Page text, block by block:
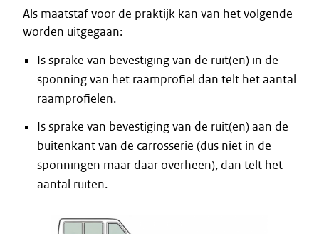
Als maatstaf voor de praktijk kan van het volgende
worden uitgegaan:
Is sprake van bevestiging van de ruit(en) in de
sponning van het raamprofiel dan telt het aantal
raamprofielen.
Is sprake van bevestiging van de ruit(en) aan de
buitenkant van de carrosserie (dus niet in de
sponningen maar daar overheen), dan telt het
aantal ruiten.